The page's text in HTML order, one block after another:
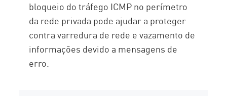
bloqueio do tráfego ICMP no perímetro
da rede privada pode ajudar a proteger
contra varredura de rede e vazamento de
informações devido a mensagens de
erro.